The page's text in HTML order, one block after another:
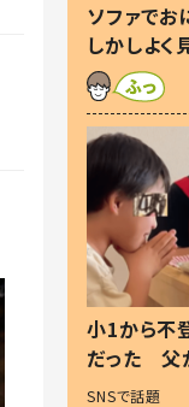
ソファで
しかしよく
察した母の
す！」「現行
小1から不
だった 父
る理由と
SNSで話題